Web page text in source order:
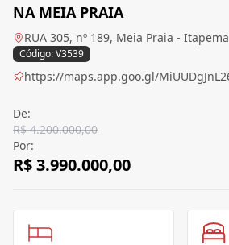
NA MEIA PRAIA
RUA 305, nº 189, Meia Praia -
Código: V3539
https://maps.app.goo.gl/
De:
R$ 4.200.000,00
Por:
R$ 3.990.000,00